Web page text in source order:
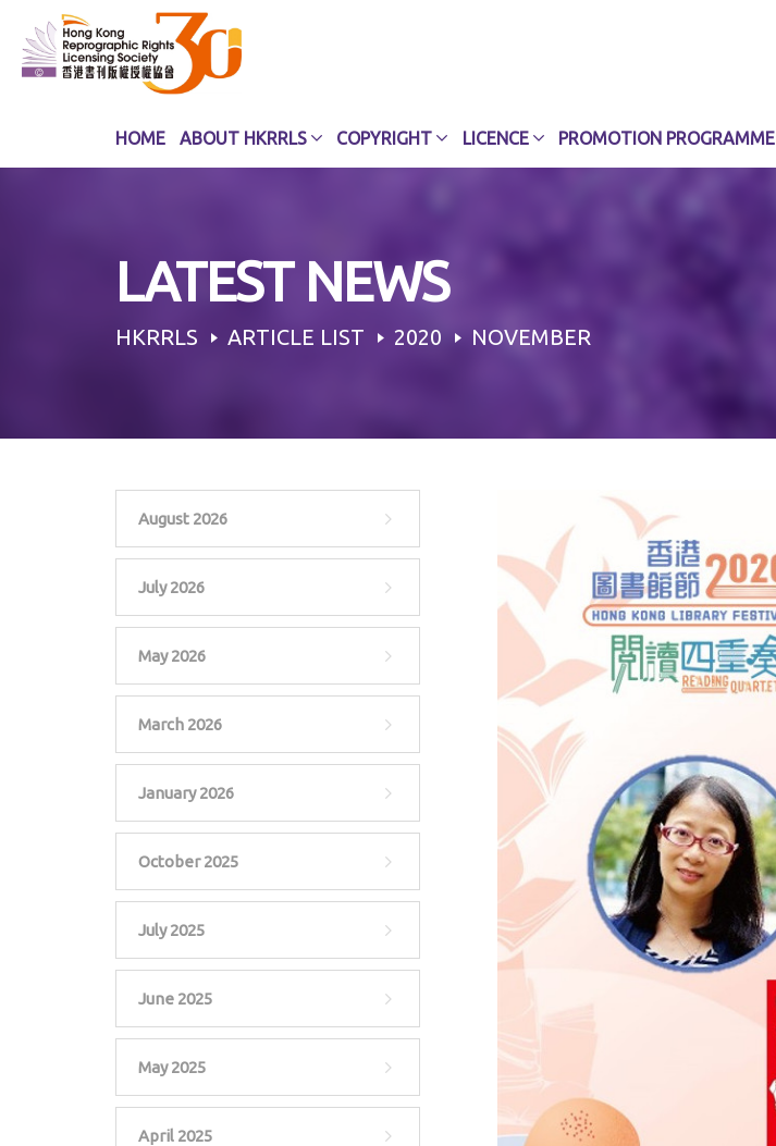
content
HOME ABOUT HKRRLS COPYRIGHT LICENCE PROMOTION PROGRAMME
LATEST NEWS
HKRRLS ARTICLE LIST 2020 NOVEMBER
August 2026
July 2026
May 2026
March 2026
January 2026
October 2025
July 2025
June 2025
May 2025
April 2025